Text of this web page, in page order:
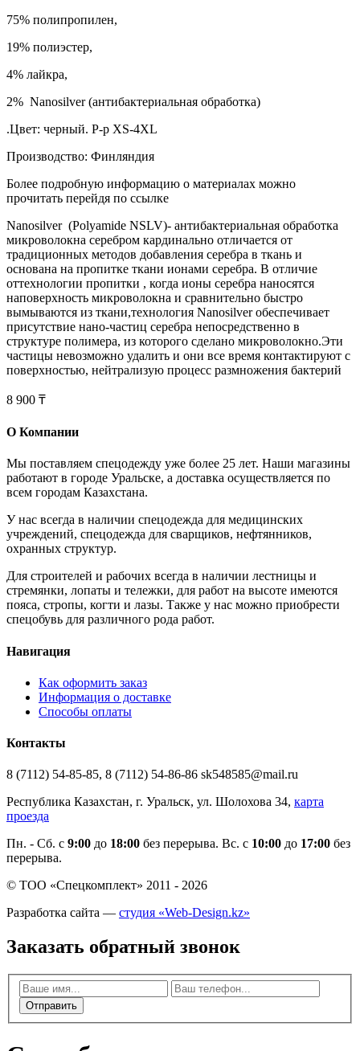
75% полипропилен,
19% полиэстер,
4% лайкра,
2% Nanosilver (антибактериальная обработка)
.Цвет: черный. Р-р XS-4XL
Производство: Финляндия
Более подробную информацию о материалах можно
прочитать перейдя по ссылке
Nanosilver (Polyamide NSLV)- антибактериальная обработка
микроволокна серебром кардинально отличается от
традиционных методов добавления серебра в ткань и
основана на пропитке ткани ионами серебра. В отличие
оттехнологии пропитки , когда ионы серебра наносятся
наповерхность микроволокна и сравнительно быстро
вымываются из ткани,технология Nanosilver обеспечивает
присутствие нано-частиц серебра непосредственно в
структуре полимера, из которого сделано микроволокно.Эти
частицы невозможно удалить и они все время контактируют с
поверхностью, нейтрализую процесс размножения бактерий
8 900 ₸
О Компании
Мы поставляем спецодежду уже более 25 лет. Наши магазины
работают в городе Уральске, а доставка осуществляется по
всем городам Казахстана.
У нас всегда в наличии спецодежда для медицинских
учреждений, спецодежда для сварщиков, нефтянников,
охранных структур.
Для строителей и рабочих всегда в наличии лестницы и
стремянки, лопаты и тележки, для работ на высоте имеются
пояса, стропы, когти и лазы. Также у нас можно приобрести
спецобувь для различного рода работ.
Навигация
Как оформить заказ
Информация о доставке
Способы оплаты
Контакты
8 (7112) 54-85-85, 8 (7112) 54-86-86 sk548585@mail.ru
Республика Казахстан, г. Уральск, ул. Шолохова 34, карта
проезда
Пн. - Cб. с 9:00 до 18:00 без перерыва. Вс. с 10:00 до 17:00 без
перерыва.
© ТОО «Спецкомплект» 2011 - 2026
Разработка сайта — студия «Web-Design.kz»
Заказать обратный звонок
Отправить